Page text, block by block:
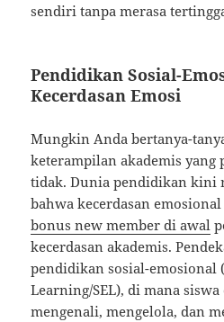
sendiri tanpa merasa
Pendidikan Sosial-
Kecerdasan Emosi
Mungkin Anda bertanya-
keterampilan akademis yang
tidak. Dunia pendidikan kini
bahwa kecerdasan
bonus new member di awal
kecerdasan akademis.
pendidikan sosial-emosional
Learning/SEL), di mana
mengenali, mengelola, dan